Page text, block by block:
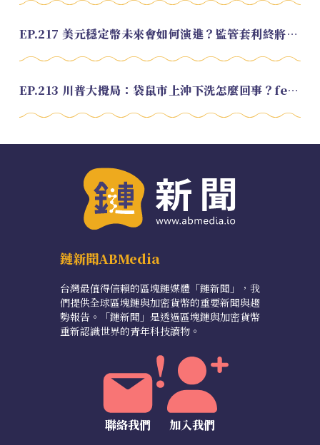
EP.217 美元穩定幣未來會如何演進？監管套利終將收斂？feat. 研究員 余哲安
EP.213 川普大攪局：袋鼠市上沖下洗怎麼回事？feat. Alvin
鏈新聞ABMedia
台灣最值得信賴的區塊鏈媒體「鏈新聞」，我
們提供全球區塊鏈與加密貨幣的重要新聞與趨
勢報告。「鏈新聞」是透過區塊鏈與加密貨幣
重新認識世界的青年科技讀物。
聯絡我們 加入我們